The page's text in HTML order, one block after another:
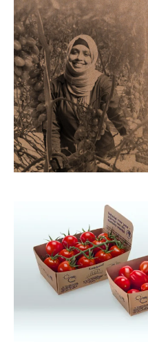
Bedrijfsnaam
Contactpersoon
Telefoonnummer
E-mailadres
Bericht